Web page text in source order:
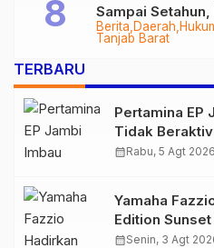
Berita Daerah
Tanjab Barat
Sampai
Audit
TERBARU
Pertamina EP
Tidak
Migas Demi
calendar_monthRabu, 5 Agt 2026
Yamaha
Edition
Retro Summer
calendar_monthSenin, 3 Agt